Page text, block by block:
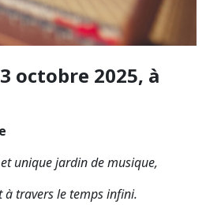
octobre 2025, à
unique jardin de musique,
à travers le temps infini.